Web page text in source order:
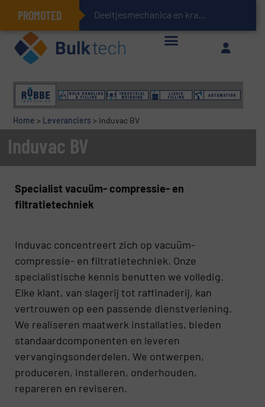
PROMOTED Deeltjesmechanica en krachtnetwerken in st
Geïntegreerde doserings- en weegsystemen: Efficiëntie, kwaliteit en duurzaamheid in één oogopslag
Home > Leveranciers > Induvac BV
Induvac BV
Specialist vacuüm- compressie- en
filtratietechniek
Induvac concentreert zich op vacuüm-
compressie- en filtratietechniek. Onze
specialistische kennis benutten we volledig.
Elke klant, van slagerij tot raffinaderij, kan
vertrouwen op een passende dienstverlening.
We realiseren maatwerk installaties, bieden
standaardcomponenten en leveren
vervangingsonderdelen. We ontwerpen,
produceren, installeren, onderhouden,
repareren en reviseren.